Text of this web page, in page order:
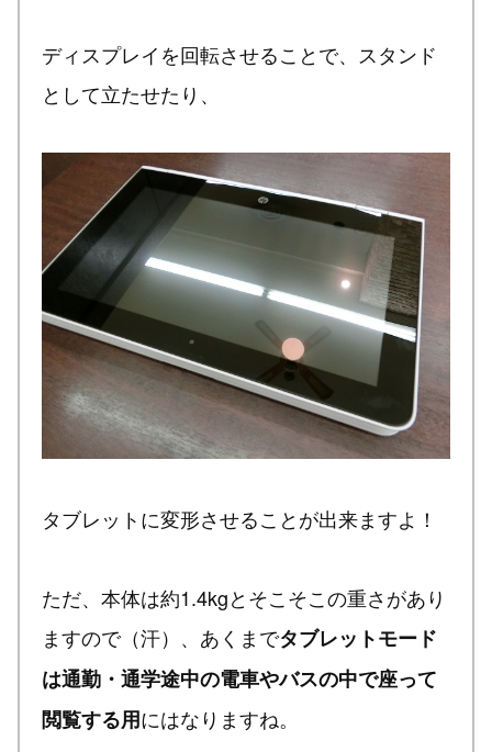
ディスプレイを回転させることで、スタンド
として立たせたり、
タブレットに変形させることが出来ますよ！
ただ、本体は約1.4kgとそこそこの重さがあり
ますので（汗）、あくまでタブレットモード
は通勤・通学途中の電車やバスの中で座って
閲覧する用にはなりますね。